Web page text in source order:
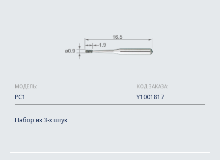
МОДЕЛЬ:
PC1
КОД ЗАКАЗА:
Y1001817
Набор из 3-х штук